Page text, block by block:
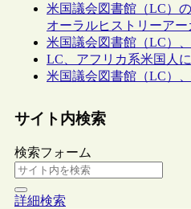
米国議会図書館（LC）
オーラルヒストリーアー
米国議会図書館（LC）
LC、アフリカ系米国人
米国議会図書館（LC）
サイト内検索
検索フォーム
詳細検索